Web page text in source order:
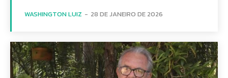
WASHINGTON LUIZ - 28 DE JANEIRO DE 2026